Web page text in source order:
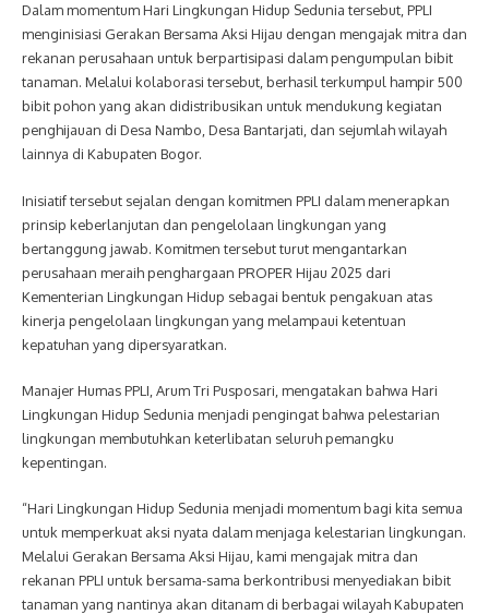
Dalam momentum Hari Lingkungan Hidup Sedunia tersebut, PPLI
menginisiasi Gerakan Bersama Aksi Hijau dengan mengajak mitra dan
rekanan perusahaan untuk berpartisipasi dalam pengumpulan bibit
tanaman. Melalui kolaborasi tersebut, berhasil terkumpul hampir 500
bibit pohon yang akan didistribusikan untuk mendukung kegiatan
penghijauan di Desa Nambo, Desa Bantarjati, dan sejumlah wilayah
lainnya di Kabupaten Bogor.
Inisiatif tersebut sejalan dengan komitmen PPLI dalam menerapkan
prinsip keberlanjutan dan pengelolaan lingkungan yang
bertanggung jawab. Komitmen tersebut turut mengantarkan
perusahaan meraih penghargaan PROPER Hijau 2025 dari
Kementerian Lingkungan Hidup sebagai bentuk pengakuan atas
kinerja pengelolaan lingkungan yang melampaui ketentuan
kepatuhan yang dipersyaratkan.
Manajer Humas PPLI, Arum Tri Pusposari, mengatakan bahwa Hari
Lingkungan Hidup Sedunia menjadi pengingat bahwa pelestarian
lingkungan membutuhkan keterlibatan seluruh pemangku
kepentingan.
“Hari Lingkungan Hidup Sedunia menjadi momentum bagi kita semua
untuk memperkuat aksi nyata dalam menjaga kelestarian lingkungan.
Melalui Gerakan Bersama Aksi Hijau, kami mengajak mitra dan
rekanan PPLI untuk bersama-sama berkontribusi menyediakan bibit
tanaman yang nantinya akan ditanam di berbagai wilayah Kabupaten